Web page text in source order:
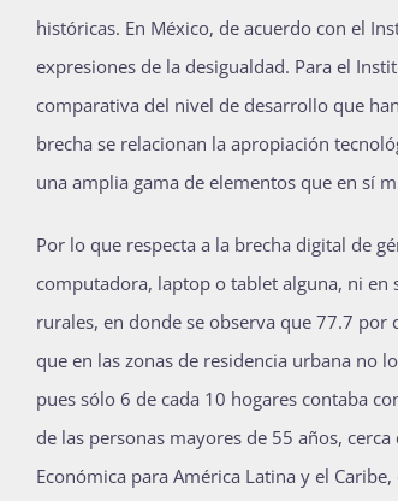
históricas. En México, de acuerdo con el
expresiones de la desigualdad. Para el
comparativa del nivel de desarrollo que
brecha se relacionan la apropiación
una amplia gama de elementos que en sí
Por lo que respecta a la brecha digital de
computadora, laptop o tablet alguna, ni en
rurales, en donde se observa que 77.7
que en las zonas de residencia urbana no
pues sólo 6 de cada 10 hogares contaba
de las personas mayores de 55 años,
Económica para América Latina y el